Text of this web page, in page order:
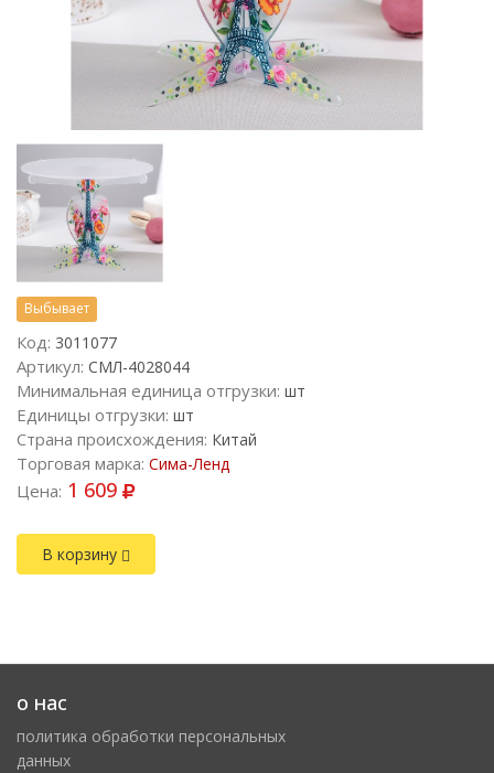
Выбывает
Код: 3011077
Артикул: СМЛ-4028044
Минимальная единица отгрузки: шт
Единицы отгрузки: шт
Страна происхождения: Китай
Торговая марка: Сима-Ленд
Цена: 1 609
В корзину
о нас
политика обработки персональных
данных